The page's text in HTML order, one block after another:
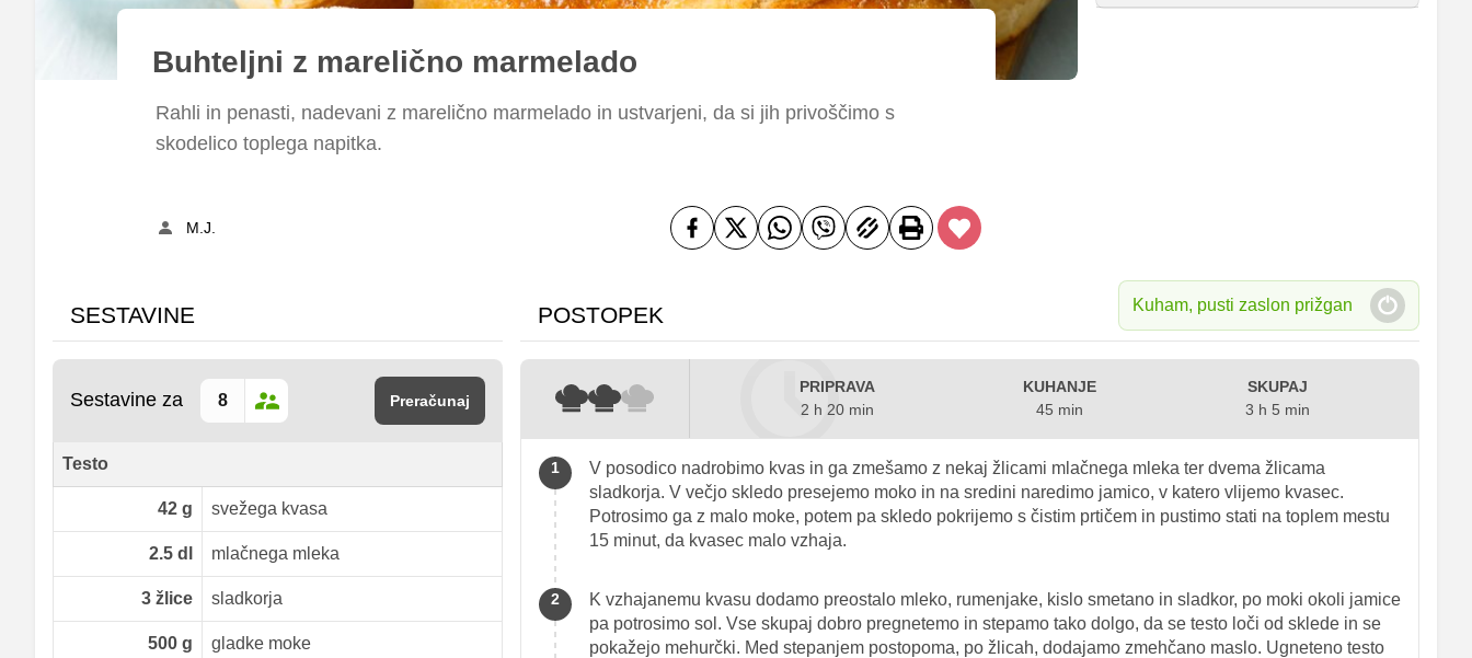
Buhteljni z marelično marmelado
Rahli in penasti, nadevani z marelično marmelado in ustvarjeni, da si jih privoščimo s
skodelico toplega napitka.
M.J.
Kuham, pusti zaslon prižgan
SESTAVINE
Sestavine za Preračunaj
Testo
42 g svežega kvasa
2.5 dl mlačnega mleka
3 žlice sladkorja
500 g gladke moke
POSTOPEK
PRIPRAVA
2 h 20 min
KUHANJE
45 min
SKUPAJ
3 h 5 min
V posodico nadrobimo kvas in ga zmešamo z nekaj žlicami mlačnega mleka ter dvema žlicama
sladkorja. V večjo skledo presejemo moko in na sredini naredimo jamico, v katero vlijemo kvasec.
Potrosimo ga z malo moke, potem pa skledo pokrijemo s čistim prtičem in pustimo stati na toplem mestu
15 minut, da kvasec malo vzhaja.
K vzhajanemu kvasu dodamo preostalo mleko, rumenjake, kislo smetano in sladkor, po moki okoli jamice
pa potrosimo sol. Vse skupaj dobro pregnetemo in stepamo tako dolgo, da se testo loči od sklede in se
pokažejo mehurčki. Med stepanjem postopoma, po žlicah, dodajamo zmehčano maslo. Ugneteno testo